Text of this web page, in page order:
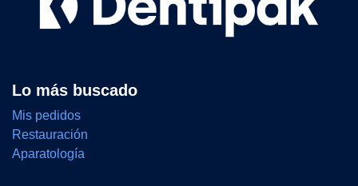
Lo más buscado
Mis pedidos
Restauración
Aparatología